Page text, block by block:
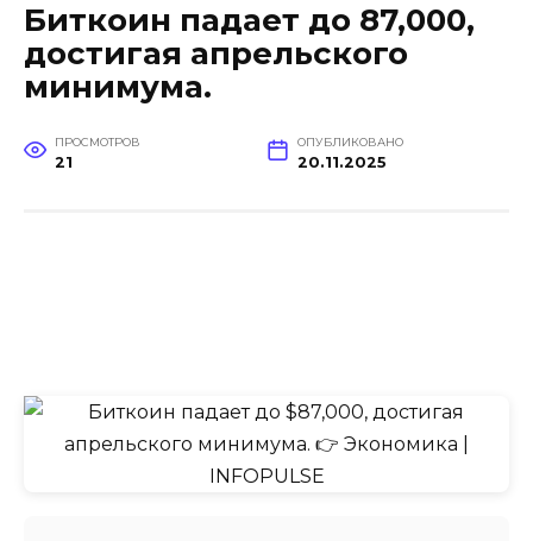
Биткоин падает до 87,000,
достигая апрельского
минимума.
ПРОСМОТРОВ
21
ОПУБЛИКОВАНО
20.11.2025